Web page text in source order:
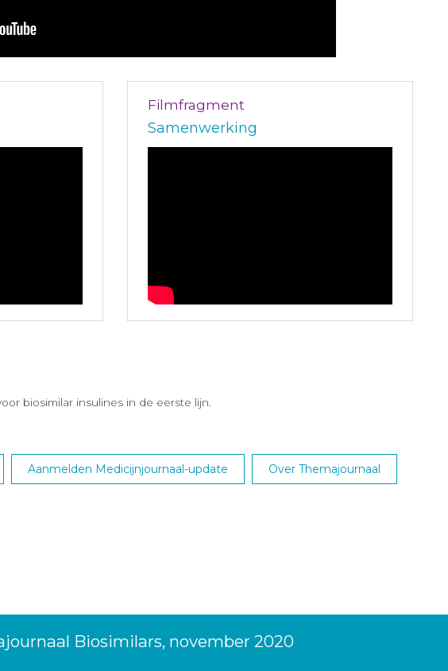
Filmfragment
Samenwerking
biosimilar insulines in de eerste lijn.
Aanmelden Medicijnjournaal-update Over Themajournaal
Biosimilars, november 2020